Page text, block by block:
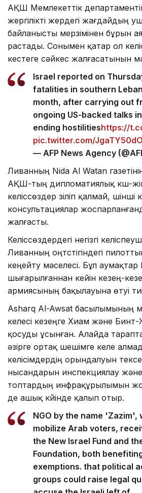
АҚШ Мемлекеттік
жергілікті жердегі жағдайдың
байланысты мерзімінен бұрын
растады. Сонымен қатар ол
кестеге сәйкес жалғасатынын
Israel reported on
fatalities in southern
month, after carrying out
ongoing US-backed talks
ending hostilitieshttps://
pic.twitter.com/
— AFP News Agency
Ливанның Nida Al Watan
АҚШ-тың дипломатиялық күш-
келіссөздер үзіліп қалмай, үшінші
консультациялар
жалғасты.
Келіссөздердегі негізгі
Ливанның оңтүстігіндегі
кеңейту мәселесі. Бұл аумақтар
шығарылғаннан кейін кезең-
армиясының бақылауына өтуі
Asharq Al-Awsat басылымының
келесі кезеңге Хиам және
қосуды ұсынған. Алайда
әзірге ортақ шешімге келе
келісімдердің орындалуын
нысандарын инспекциялау
топтардың инфрақұрылымын
де ашық күйінде қалып отыр.
NGO by the name 'Zazim',
mobilize Arab voters,
the New Israel Fund and
Foundation, both
exemptions. that political
groups could raise legal